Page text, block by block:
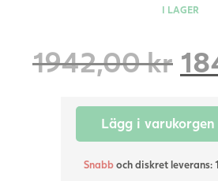
I LAGER
1942,00kr
Lägg i varukorgen
Snabboch diskret leverans: